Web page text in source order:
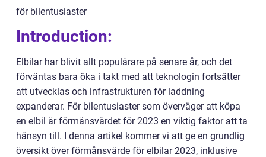
för bilentusiaster
Introduction:
Elbilar har blivit allt populärare på senare år, och det
förväntas bara öka i takt med att teknologin fortsätter
att utvecklas och infrastrukturen för laddning
expanderar. För bilentusiaster som överväger att köpa
en elbil är förmånsvärdet för 2023 en viktig faktor att ta
hänsyn till. I denna artikel kommer vi att ge en grundlig
översikt över förmånsvärde för elbilar 2023, inklusive